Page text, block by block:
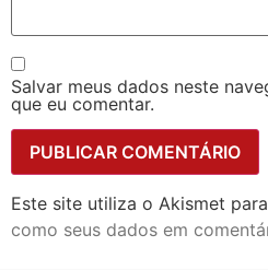
Salvar meus dados neste
que eu comentar.
Este site utiliza o Akismet
como seus dados em